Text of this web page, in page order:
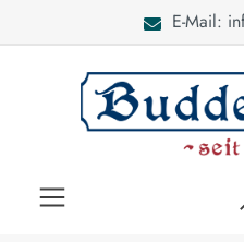
E-Mail: